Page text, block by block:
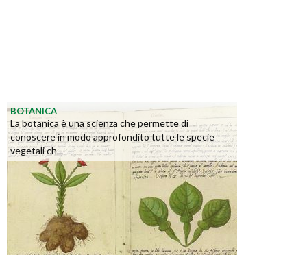
BOTANICA
La botanica è una scienza che permette di
conoscere in modo approfondito tutte le specie
vegetali ch...